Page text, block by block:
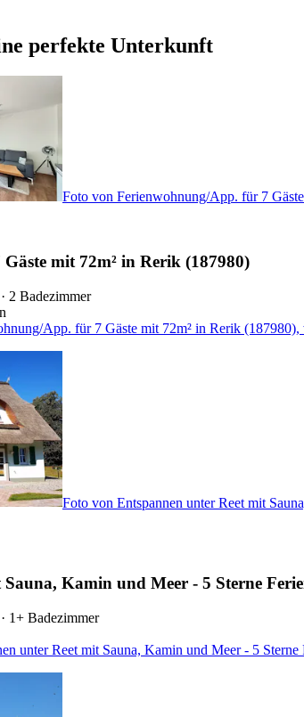
perfekte Unterkunft
Foto von Ferienwohnung/App. für 7
mit 72m² in Rerik (187980)
2 Badezimmer
App. für 7 Gäste mit 72m² in Rerik
Foto von Entspannen unter Reet mit
Kamin und Meer - 5 Sterne
1+ Badezimmer
unter Reet mit Sauna, Kamin und Meer - 5